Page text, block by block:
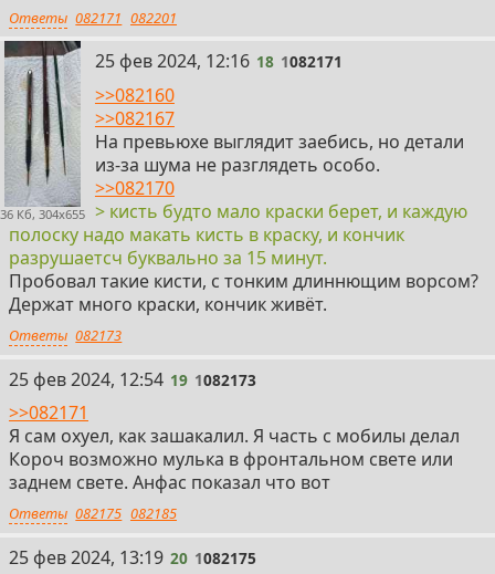
Ответы 082171 082201
36 Кб, 304x655
18
25 фев 2024, 12:16 18 1082171
>>082160
>>082167
На превьюхе выглядит заебись, но детали
из-за шума не разглядеть особо.
>>082170
> кисть будто мало краски берет, и каждую
полоску надо макать кисть в краску, и кончик
разрушаетсч буквально за 15 минут.
Пробовал такие кисти, с тонким длиннющим ворсом?
Держат много краски, кончик живёт.
Ответы 082173
19
25 фев 2024, 12:54 19 1082173
>>082171
Я сам охуел, как зашакалил. Я часть с мобилы делал
Короч возможно мулька в фронтальном свете или
заднем свете. Анфас показал что вот
Ответы 082175 082185
20
25 фев 2024, 13:19 20 1082175